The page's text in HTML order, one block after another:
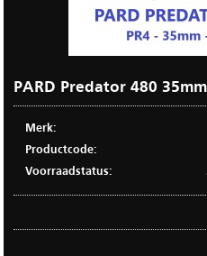
PARD Predator 480
Merk:
Productcode:
Voorraadstatus: